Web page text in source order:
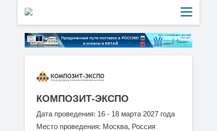
КОМПОЗИТ-ЭКСПО
Дата проведения: 16 - 18 марта 2027 года
Место проведения: Москва, Россия